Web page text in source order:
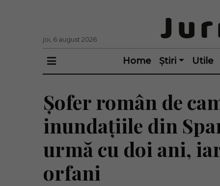
joi, 6 august 2026
Home Știri Utile
Șofer român de
inundațiile din
urmă cu doi ani,
orfani